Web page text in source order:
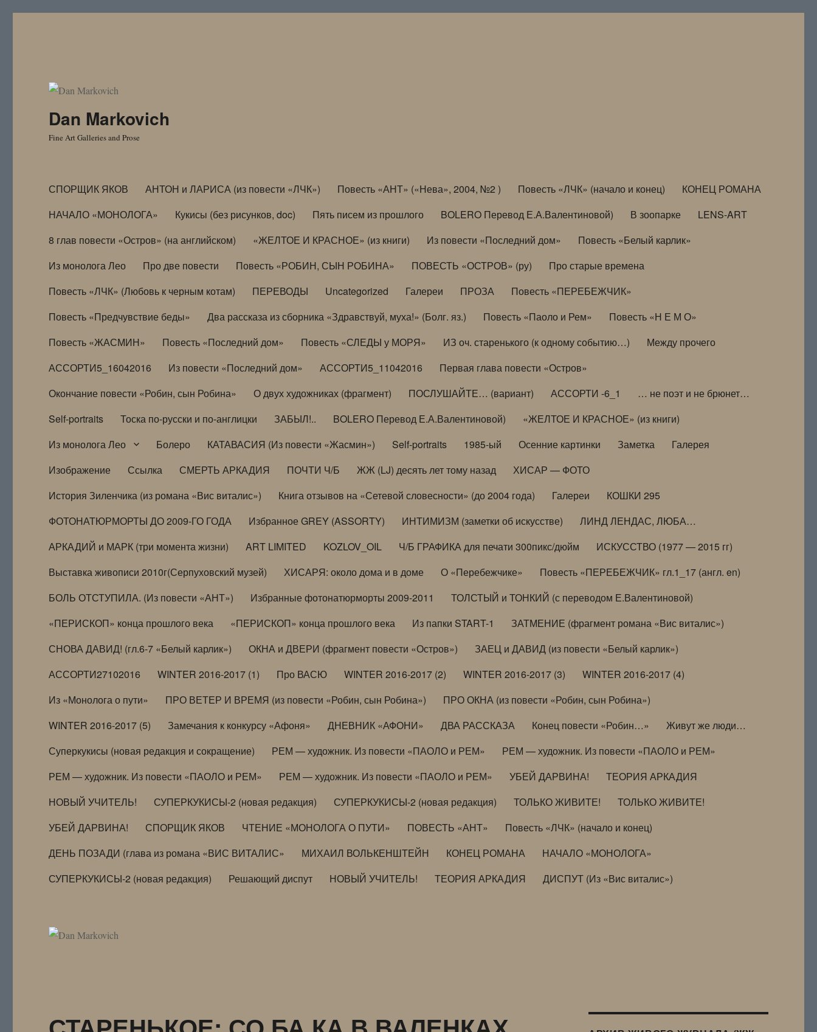
Dan Markovich
Fine Art Galleries and Prose
СПОРЩИК ЯКОВ АНТОН и ЛАРИСА (из повести «ЛЧК») Повесть «АНТ» («Нева», 2004, №2 ) Повесть «ЛЧК» (начало и конец)
КОНЕЦ РОМАНА
НАЧАЛО «МОНОЛОГА»
Кукисы (без рисунков, doc) Пять писем из прошлого BOLERO Перевод Е.А.Валентиновой) В зоопарке
LENS-ART
8 глав повести «Остров» (на английском)
«ЖЕЛТОЕ И КРАСНОЕ» (из книги) Из повести «Последний дом»
Повесть «Белый карлик»
Из монолога Лео
Про две повести Повесть «РОБИН, СЫН РОБИНА» ПОВЕСТЬ «ОСТРОВ» (ру)
Про старые времена
Повесть «ЛЧК» (Любовь к черным котам)
ПЕРЕВОДЫ Uncategorized Галереи ПРОЗА
Повесть «ПЕРЕБЕЖЧИК»
Повесть «Предчувствие беды»
Два рассказа из сборника «Здравствуй, муха!» (Болг. яз.) Повесть «Паоло и Рем»
Повесть «Н Е М О»
Повесть «ЖАСМИН»
Повесть «Последний дом» Повесть «СЛЕДЫ у МОРЯ» ИЗ оч. старенького (к одному событию…)
Между прочего
АССОРТИ5_16042016
Из повести «Последний дом» АССОРТИ5_11042016
Первая глава повести «Остров»
Окончание повести «Робин, сын Робина»
О двух художниках (фрагмент) ПОСЛУШАЙТЕ… (вариант) АССОРТИ -6_1
… не поэт и не брюнет…
Self-portraits
Тоска по-русски и по-англицки ЗАБЫЛ!.. BOLERO Перевод Е.А.Валентиновой)
«ЖЕЛТОЕ И КРАСНОЕ» (из книги)
Из монолога Лео
Болеро КАТАВАСИЯ (Из повести «Жасмин») Self-portraits 1985-ый Осенние картинки Заметка
Галерея
Изображение
Ссылка СМЕРТЬ АРКАДИЯ ПОЧТИ Ч/Б ЖЖ (LJ) десять лет тому назад
ХИСАР — ФОТО
История Зиленчика (из романа «Вис виталис»)
Книга отзывов на «Сетевой словесности» (до 2004 года) Галереи
КОШКИ 295
ФОТОНАТЮРМОРТЫ ДО 2009-ГО ГОДА
Избранное GREY (ASSORTY) ИНТИМИЗМ (заметки об искусстве)
ЛИНД ЛЕНДАС, ЛЮБА…
АРКАДИЙ и МАРК (три момента жизни)
ART LIMITED KOZLOV_OIL Ч/Б ГРАФИКА для печати 300пикс/дюйм
ИСКУССТВО (1977 — 2015 гг)
Выставка живописи 2010г(Серпуховский музей)
ХИСАРЯ: около дома и в доме О «Перебежчике»
Повесть «ПЕРЕБЕЖЧИК» гл.1_17 (англ. en)
БОЛЬ ОТСТУПИЛА. (Из повести «АНТ»)
Избранные фотонатюрморты 2009-2011
ТОЛСТЫЙ и ТОНКИЙ (с переводом Е.Валентиновой)
«ПЕРИСКОП» конца прошлого века
«ПЕРИСКОП» конца прошлого века Из папки START-1
ЗАТМЕНИЕ (фрагмент романа «Вис виталис»)
СНОВА ДАВИД! (гл.6-7 «Белый карлик»)
ОКНА и ДВЕРИ (фрагмент повести «Остров»)
ЗАЕЦ и ДАВИД (из повести «Белый карлик»)
АССОРТИ27102016
WINTER 2016-2017 (1) Про ВАСЮ WINTER 2016-2017 (2) WINTER 2016-2017 (3)
WINTER 2016-2017 (4)
Из «Монолога о пути»
ПРО ВЕТЕР И ВРЕМЯ (из повести «Робин, сын Робина»)
ПРО ОКНА (из повести «Робин, сын Робина»)
WINTER 2016-2017 (5)
Замечания к конкурсу «Афоня» ДНЕВНИК «АФОНИ» ДВА РАССКАЗА Конец повести «Робин…»
Живут же люди…
Суперкукисы (новая редакция и сокращение)
РЕМ — художник. Из повести «ПАОЛО и РЕМ»
РЕМ — художник. Из повести «ПАОЛО и РЕМ»
РЕМ — художник. Из повести «ПАОЛО и РЕМ»
РЕМ — художник. Из повести «ПАОЛО и РЕМ» УБЕЙ ДАРВИНА!
ТЕОРИЯ АРКАДИЯ
НОВЫЙ УЧИТЕЛЬ!
СУПЕРКУКИСЫ-2 (новая редакция) СУПЕРКУКИСЫ-2 (новая редакция) ТОЛЬКО ЖИВИТЕ!
ТОЛЬКО ЖИВИТЕ!
УБЕЙ ДАРВИНА!
СПОРЩИК ЯКОВ ЧТЕНИЕ «МОНОЛОГА О ПУТИ» ПОВЕСТЬ «АНТ»
Повесть «ЛЧК» (начало и конец)
ДЕНЬ ПОЗАДИ (глава из романа «ВИС ВИТАЛИС»
МИХАИЛ ВОЛЬКЕНШТЕЙН КОНЕЦ РОМАНА
НАЧАЛО «МОНОЛОГА»
СУПЕРКУКИСЫ-2 (новая редакция)
Решающий диспут НОВЫЙ УЧИТЕЛЬ! ТЕОРИЯ АРКАДИЯ ДИСПУТ (Из «Вис виталис»)